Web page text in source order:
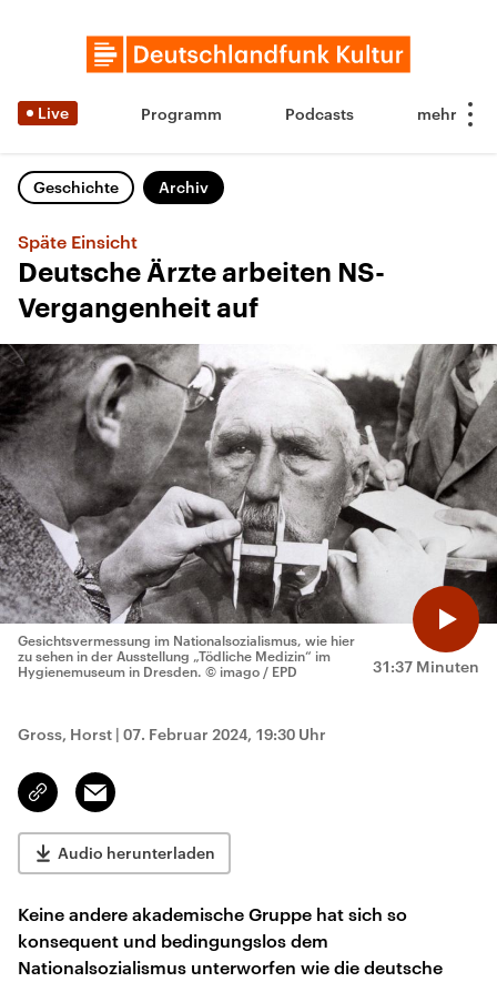
Live Programm Podcasts
Geschichte Archiv
Späte Einsicht
Deutsche Ärzte arbeiten NS-
Vergangenheit auf
31:37 Minuten
Gesichtsvermessung im Nationalsozialismus, wie hier
zu sehen in der Ausstellung „Tödliche Medizin“ im
Hygienemuseum in Dresden. © imago / EPD
Gross, Horst | 07. Februar 2024, 19:30 Uhr
Link
kopieren/teilen
Email
Audio herunterladen
Keine andere akademische Gruppe hat sich so
konsequent und bedingungslos dem
Nationalsozialismus unterworfen wie die deutsche